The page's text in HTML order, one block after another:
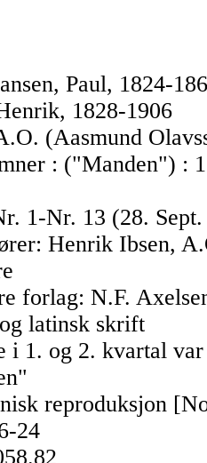
Paul, 1824-
1828-1906
(Aasmund
: ("Manden") :
1-Nr. 13 (28.
Henrik Ibsen,
forlag: N.F.
latinsk skrift
i 1. og 2. kvartal
reproduksjon
24